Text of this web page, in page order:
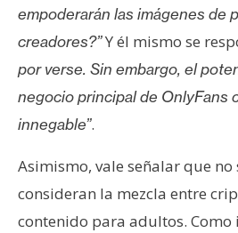
n
t
a
t
o
P
u
b
empoderarán las imágenes de
creadores?”Y él mismo se
por verse. Sin embargo, el
negocio principal de OnlyFans
innegable”.
Asimismo, vale señalar que no
consideran la mezcla entre
contenido para adultos. Como